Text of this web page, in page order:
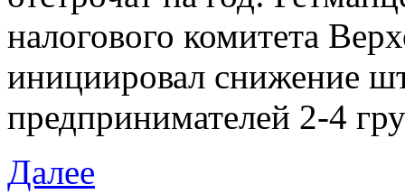
налогового комитета
инициировал снижение
предпринимателей 2-4
Далее